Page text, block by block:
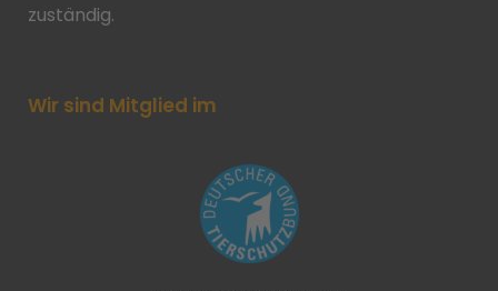
zuständig.
Wir sind Mitglied im